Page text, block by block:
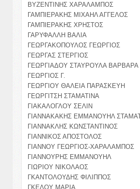
ΒΥΖΕΝΤΙΝΗΣ ΧΑΡΑΛΑΜΠΟΣ
ΓΑΜΠΙΕΡΑΚΗΣ ΜΙΧΑΗΛ ΑΓΓΕΛΟΣ
ΓΑΜΠΙΕΡΑΚΗΣ ΧΡΗΣΤΟΣ
ΓΑΡΥΦΑΛΛΗ ΒΑΛΙΑ
ΓΕΩΡΓΑΚΟΠΟΥΛΟΣ ΓΕΩΡΓΙΟΣ
ΓΕΩΡΓΑΣ ΣΤΕΡΓΙΟΣ
ΓΕΩΡΓΙΑΔΟΥ ΣΤΑΥΡΟΥΛΑ ΒΑΡΒΑΡΑ
ΓΕΩΡΓΙΟΣ Γ.
ΓΕΩΡΓΙΟΥ ΘΑΛΕΙΑ ΠΑΡΑΣΚΕΥΗ
ΓΕΩΡΓΙΤΣΗ ΣΤΑΜΑΤΙΝΑ
ΓΙΑΚΑΛΟΓΛΟΥ ΣΕΛΙΝ
ΓΙΑΝΝΑΚΑΚΗΣ ΕΜΜΑΝΟΥΗΛ
ΓΙΑΝΝΑΚΛΗΣ ΚΩΝΣΤΑΝΤΙΝΟΣ
ΓΙΑΝΝΙΚΟΣ ΑΠΟΣΤΟΛΟΣ
ΓΙΑΝΝΟΥ ΓΕΩΡΓΙΟΣ-ΧΑΡΑΛΑΜΠΟΣ
ΓΙΑΝΝΟΥΡΗΣ ΕΜΜΑΝΟΥΗΛ
ΓΙΩΡΙΟΥ ΝΙΚΟΛΑΟΣ
ΓΚΑΝΤΟΛΟΥΔΗΣ ΦΙΛΙΠΠΟΣ
ΓΚΕΛΟΥ ΜΑΡΙΑ